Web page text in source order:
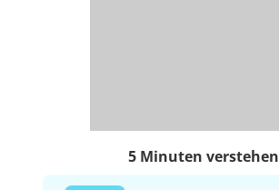
5 Minuten verstehen